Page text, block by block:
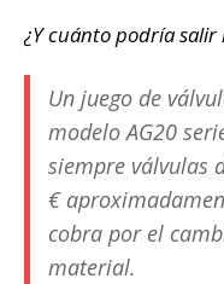
¿Y cuánto podría salir
Un juego de
modelo AG20
siempre válvulas
€
cobra por el
material.